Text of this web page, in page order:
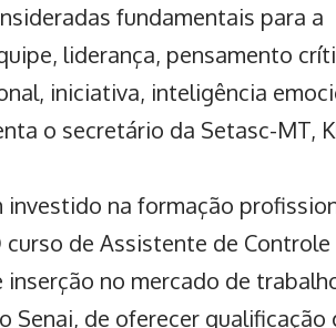
fundamentais para a
liderança, pensamento
iniciativa, inteligência
o secretário da Setasc-MT,
investido na formação
de Assistente de Controle
no mercado de
Senai, de oferecer qualificação